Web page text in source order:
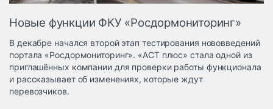
страхование
Таможня и ВЭД
Склады и
грузовые
терминалы
Коммерческий
Новые функции ФКУ «Росдормониторинг»
В декабре начался второй этап тестирования нововведений
портала «Росдормониторинг». «АСТ плюс» стала одной из
приглашённых компании для проверки работы функционала
и рассказывает об изменениях, которые ждут
перевозчиков.